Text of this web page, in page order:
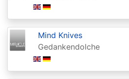
Reborn
Alliances
Amonkhet
Mind Knives
Gedankendolche